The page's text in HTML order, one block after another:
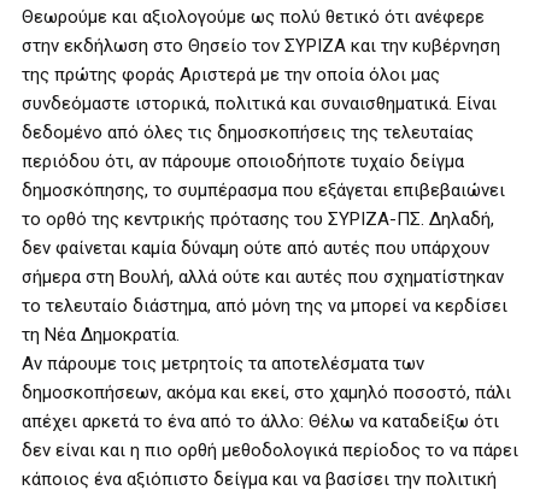
Θεωρούμε και αξιολογούμε ως πολύ θετικό ότι ανέφερε
στην εκδήλωση στο Θησείο τον ΣΥΡΙΖΑ και την κυβέρνηση
της πρώτης φοράς Αριστερά με την οποία όλοι μας
συνδεόμαστε ιστορικά, πολιτικά και συναισθηματικά. Είναι
δεδομένο από όλες τις δημοσκοπήσεις της τελευταίας
περιόδου ότι, αν πάρουμε οποιοδήποτε τυχαίο δείγμα
δημοσκόπησης, το συμπέρασμα που εξάγεται επιβεβαιώνει
το ορθό της κεντρικής πρότασης του ΣΥΡΙΖΑ-ΠΣ. Δηλαδή,
δεν φαίνεται καμία δύναμη ούτε από αυτές που υπάρχουν
σήμερα στη Βουλή, αλλά ούτε και αυτές που σχηματίστηκαν
το τελευταίο διάστημα, από μόνη της να μπορεί να κερδίσει
τη Νέα Δημοκρατία.
Αν πάρουμε τοις μετρητοίς τα αποτελέσματα των
δημοσκοπήσεων, ακόμα και εκεί, στο χαμηλό ποσοστό, πάλι
απέχει αρκετά το ένα από το άλλο: Θέλω να καταδείξω ότι
δεν είναι και η πιο ορθή μεθοδολογικά περίοδος το να πάρει
κάποιος ένα αξιόπιστο δείγμα και να βασίσει την πολιτική